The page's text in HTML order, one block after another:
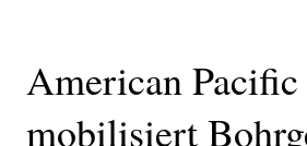
American Pacific
mobilisiert